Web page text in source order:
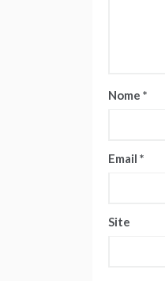
Nome *
Email *
Site